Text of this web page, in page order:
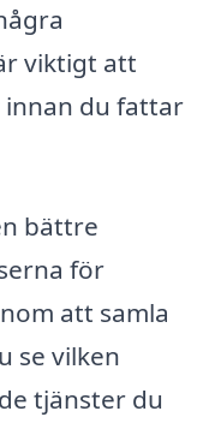
viktigt att
du fattar
bättre
för
att samla
se vilken
tjänster du